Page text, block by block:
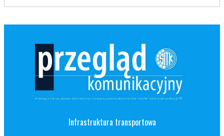
Infrastruktura transportowa